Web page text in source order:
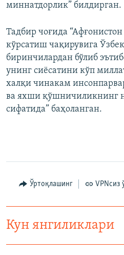
миннатдорлик” билдирган.
Тадбир чоғида
кўрсатиш чақирувига
биринчилардан бўлиб
унинг сиёсатини кўп
халқи чинакам
ва яхши қўшничиликнинг
сифатида” баҳоланган.
Ўртоқлашинг VPNсиз
Кун янгиликлари